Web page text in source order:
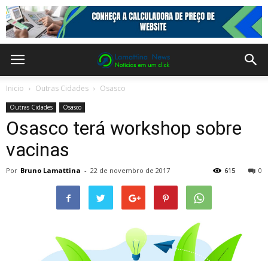
Inicio Outras Cidades Osasco
Outras Cidades Osasco
Osasco terá workshop sobre
vacinas
Por Bruno Lamattina - 22 de novembro de 2017 0
615